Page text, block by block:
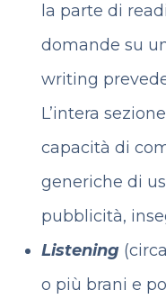
la parte di
domande su
writing
L’intera
capacità di
generiche di
pubblicità,
Listening
o più brani e